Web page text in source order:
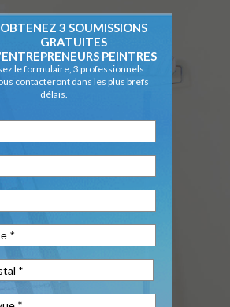
OBTENEZ 3 SOUMISSIONS
GRATUITES
PEINTRES
le formulaire, 3 professionnels
contacteront dans les plus brefs
délais.